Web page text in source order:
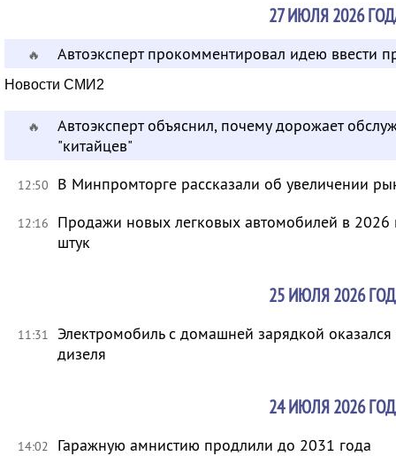
27 ИЮЛЯ 2026
🔥 Автоэксперт прокомментировал идею ввести
Новости СМИ2
🔥
Автоэксперт объяснил, почему дорожает
"китайцев"
12:50 В Минпромторге рассказали об увеличении
12:16
Продажи новых легковых автомобилей в 2026
штук
25 ИЮЛЯ 2026
11:31
Электромобиль с домашней зарядкой
дизеля
24 ИЮЛЯ 2026
14:02 Гаражную амнистию продлили до 2031 года